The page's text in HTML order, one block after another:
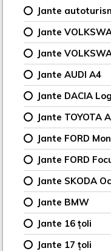
Jante
Jante
Jante
Jante AUDI A4
Jante DACIA
Jante TOYOTA
Jante FORD
Jante FORD
Jante SKODA
Jante BMW
Jante 16 țoli
Jante 17 țoli